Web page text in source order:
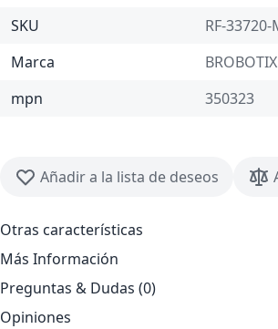
SKU
RF-33720-
Marca
BROBOTIX
mpn
350323
Añadir a la lista de deseos
Otras características
Más Información
Preguntas & Dudas (0)
Opiniones